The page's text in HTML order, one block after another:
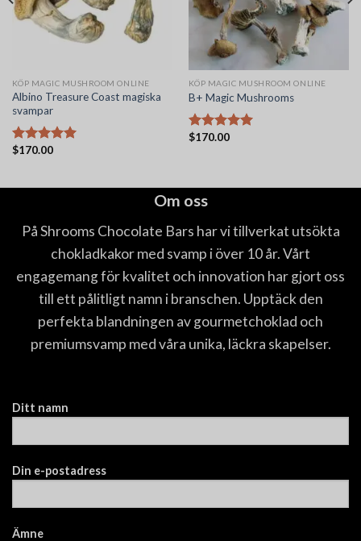
KÖP MAGIC MUSHROOM ONLINE
Albino Treasure Coast magiska
svampar
Betygsatt
$170.00
KÖP MAGIC MUSHROOM ONLINE
B+ Magic Mushrooms
Betygsatt
$170.00
Om oss
På Shrooms Chocolate Bars har vi tillverkat utsökta
chokladkakor med svamp i över 10 år. Vårt
engagemang för kvalitet och innovation har gjort oss
till ett pålitligt namn i branschen. Upptäck den
perfekta blandningen av gourmetchoklad och
premiumsvamp med våra unika, läckra skapelser.
Ditt namn
Din e-postadress
Ämne